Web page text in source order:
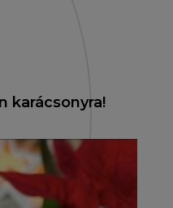
karácsonyra!